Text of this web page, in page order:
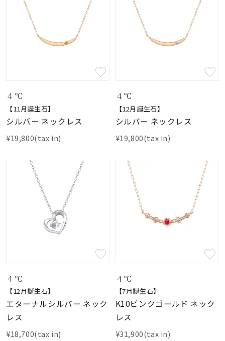
リングサイズ
価格
４℃
【11月誕生石】
シルバー ネックレス
¥19,800(tax in)
４℃
【12月誕生石】
シルバー ネックレス
¥19,800(tax in)
４℃
【12月誕生石】
エターナルシルバー ネック
レス
¥18,700(tax in)
４℃
【7月誕生石】
K10ピンクゴールド ネック
レス
¥31,900(tax in)